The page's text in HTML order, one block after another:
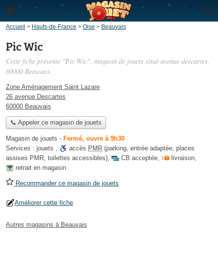
Accueil > Hauts-de-France > Oise > Beauvais
Pic Wic
Cette fiche présente "Pic Wic", magasin de jouets situé avenue descartes,
60000 Beauvais.
Zone Aménagement Saint Lazare
26 avenue Descartes
60000 Beauvais
📞 Appeler ce magasin de jouets
Magasin de jouets - Fermé, ouvre à 9h30
Services : jouets , accès PMR (parking, entrée adaptée, places
assises PMR, toilettes accessibles), CB acceptée, livraison,
retrait en magasin
Recommander ce magasin de jouets
Améliorer cette fiche
Autres magasins à Beauvais